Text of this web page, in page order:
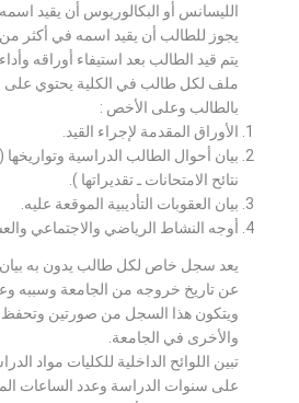
الليسانس أو البكالوريوس أن يقيد
يجوز للطالب أن يقيد اسمه في أكثر
يتم قيد الطالب بعد استيفاء أوراقه
ملف لكل طالب في الكلية يحتوي على
بالطالب وعلى الأخص :
الأوراق المقدمة لإجراء القيد.
بيان أحوال الطالب الدراسية وتواريخها (
نتائح الامتحانات ـ تقديراتها ).
بيان العقوبات التأديبية الموقعة عليه.
أوجه النشاط الرياضي والاجتماعي
يعد سجل خاص لكل طالب يدون به بيان
عن تاريخ خروجه من الجامعة وسببه
ويتكون هذا السجل من صورتين وتحفظ
والأخرى في الجامعة.
تبين اللوائح الداخلية للكليات مواد
على سنوات الدراسة وعدد الساعات